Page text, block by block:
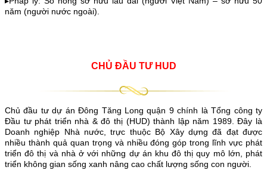
năm (người nước ngoài).
CHỦ ĐẦU TƯ HUD
Chủ đầu tư dự án Đông Tăng Long quận 9 chính là Tổng công ty
Đầu tư phát triển nhà & đô thị (HUD) thành lập năm 1989. Đây là
Doanh nghiệp Nhà nước, trực thuộc Bộ Xây dựng đã đạt được
nhiều thành quả quan trọng và nhiều đóng góp trong lĩnh vực phát
triển đô thị và nhà ở với những dự án khu đô thị quy mô lớn, phát
triển không gian sống xanh nâng cao chất lượng sống con người.